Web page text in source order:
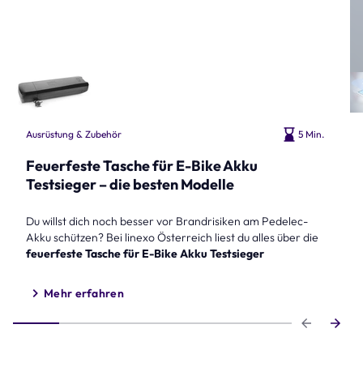
Ausrüstung & Zubehör 5 Min.
Feuerfeste Tasche für E-Bike Akku
Testsieger – die besten Modelle
Du willst dich noch besser vor Brandrisiken am Pedelec-
Akku schützen? Bei linexo Österreich liest du alles über die
feuerfeste Tasche für E-Bike Akku Testsieger
Mehr erfahren